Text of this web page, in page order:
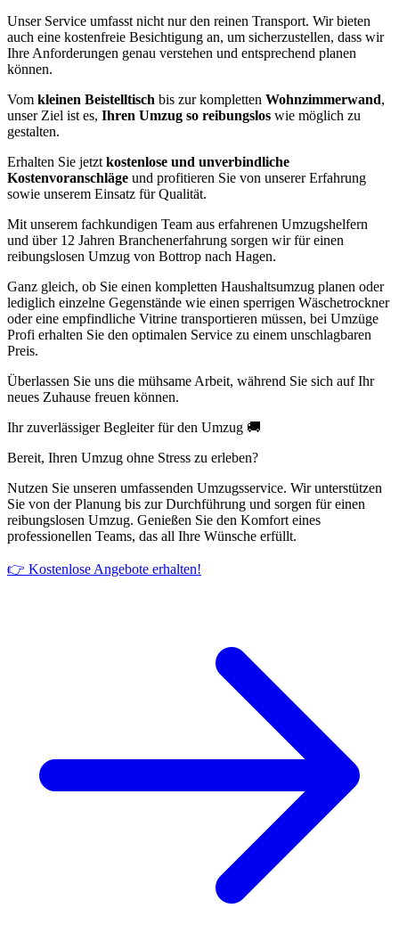
Unser Service umfasst nicht nur den reinen Transport. Wir bieten
auch eine kostenfreie Besichtigung an, um sicherzustellen, dass wir
Ihre Anforderungen genau verstehen und entsprechend planen
können.
Vom kleinen Beistelltisch bis zur kompletten Wohnzimmerwand,
unser Ziel ist es, Ihren Umzug so reibungslos wie möglich zu
gestalten.
Erhalten Sie jetzt kostenlose und unverbindliche
Kostenvoranschläge und profitieren Sie von unserer Erfahrung
sowie unserem Einsatz für Qualität.
Mit unserem fachkundigen Team aus erfahrenen Umzugshelfern
und über 12 Jahren Branchenerfahrung sorgen wir für einen
reibungslosen Umzug von Bottrop nach Hagen.
Ganz gleich, ob Sie einen kompletten Haushaltsumzug planen oder
lediglich einzelne Gegenstände wie einen sperrigen Wäschetrockner
oder eine empfindliche Vitrine transportieren müssen, bei Umzüge
Profi erhalten Sie den optimalen Service zu einem unschlagbaren
Preis.
Überlassen Sie uns die mühsame Arbeit, während Sie sich auf Ihr
neues Zuhause freuen können.
Ihr zuverlässiger Begleiter für den Umzug 🚚
Bereit, Ihren Umzug ohne Stress zu erleben?
Nutzen Sie unseren umfassenden Umzugsservice. Wir unterstützen
Sie von der Planung bis zur Durchführung und sorgen für einen
reibungslosen Umzug. Genießen Sie den Komfort eines
professionellen Teams, das all Ihre Wünsche erfüllt.
👉 Kostenlose Angebote erhalten!